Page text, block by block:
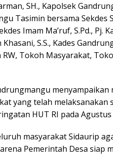
SH., Kapolsek
Tasimin bersama Sekdes
Imam Ma’ruf, S.Pd., Pj.
S.S., Kades
Tokoh Masyarakat,
menyampaikan
yang telah melaksanakan
HUT RI pada
masyarakat Sidaurip
Pemerintah Desa siap